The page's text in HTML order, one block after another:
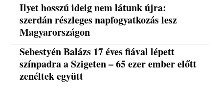
Ilyet hosszú ideig nem látunk újra:
szerdán részleges napfogyatkozás lesz
Magyarországon
Sebestyén Balázs 17 éves fiával lépett
színpadra a Szigeten – 65 ezer ember előtt
zenéltek együtt